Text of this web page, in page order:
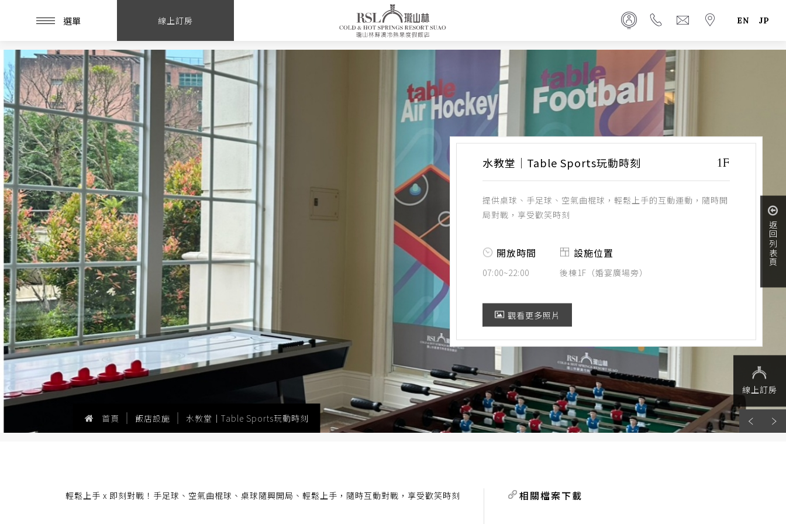
線上訂房
選單 線上訂房 EN JP
首頁 飯店設施 水教堂｜Table Sports玩動時刻
返回列表頁
水教堂｜Table Sports玩動時刻 1F
提供桌球、手足球、空氣曲棍球，輕鬆上手的互動運動，隨時開
局對戰，享受歡笑時刻
開放時間
07:00~22:00
設施位置
後棟1F（婚宴廣場旁）
觀看更多照片
輕鬆上手 x 即刻對戰！手足球、空氣曲棍球、桌球隨興開局、輕鬆上手，隨時互動對戰，享受歡笑時刻 相關檔案下載